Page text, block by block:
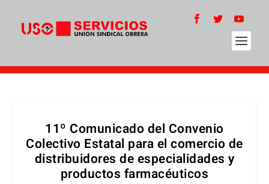
11º Comunicado del Convenio
Colectivo Estatal para el comercio de
distribuidores de especialidades y
productos farmacéuticos